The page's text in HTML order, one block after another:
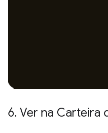
6. Ver na Carteira